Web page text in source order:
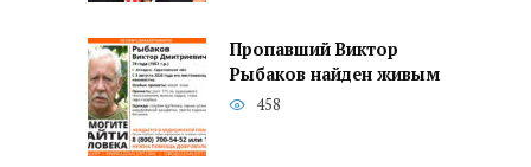
Пропавший Виктор
Рыбаков найден живым
458